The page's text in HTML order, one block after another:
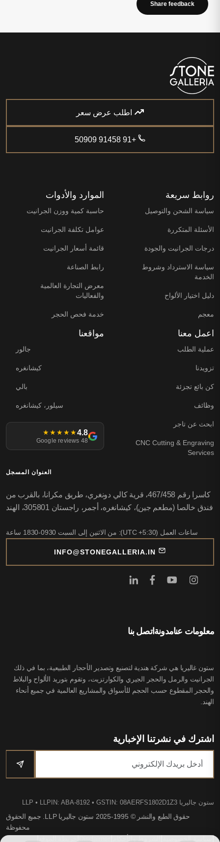
Share feedback
اطلب عرض سعر
+91 91458 50909
روابط سريعة
سياسة الشحن والتوصيل
الأسئلة المتكررة
درجات الجرانيت والجودة
سياسة الاسترداد وشروط
الخدمة
دليل اختيار الألواح
معجم
الموارد والأدوات
حاسبة كمية ووزن الجرانيت
عوامل تكلفة الجرانيت
قائمة أسعار الجرانيت
رابط الصناعة
معرض التجارة العالمية
والفعاليات
خدمة فحص الحجر
اعمل معنا
عملية الطلب
تزويدنا
كن بائع تجزئة
وظائف
ابحث عن تاجر
CNC Cutting & Engraving
Services
مواقعنا
جالور
كيشانغره
بالي
سيلور، كيشانغره
4.8
★★★★★
48 Google reviews
معلومات عنامدونة اتصل بنا
ستون غاليريا هي شركة هندية لتصنيع وتصدير الأحجار الطبيعية، بما في ذلك
الجرانيت والرمل والحجر الجيري والكوارتزيت، وتقوم بتوريد الألواح والبلاط
والحجر المقطوع حسب الحجم للأسواق والمشاريع العالمية في جميع أنحاء
الهند.
اشترك في نشرتنا الإخبارية
ستون جاليريا LLP • LLPIN: ABA-8192 • GSTIN: 08AERFS1802D1Z3
حقوق الطبع والنشر © 1995-2025 ستون جاليريا LLP. جميع الحقوق
محفوظة
|
العنوان المسجل
كاسرا رقم 467/458، قرية كالي دونغري، طريق مكرانا، بالقرب من
فندق خالصا (مطعم جين)، كيشانغره، أجمر، راجستان 305801، الهند
ساعات العمل (UTC +5:30): من الاثنين إلى السبت 0930-1830 ساعة
INFO@STONEGALLERIA.IN